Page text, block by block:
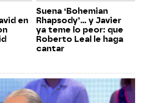
en
Suena ‘Bohemian
Rhapsody’... y Javier
ya teme lo peor: que
Roberto Leal le haga
cantar